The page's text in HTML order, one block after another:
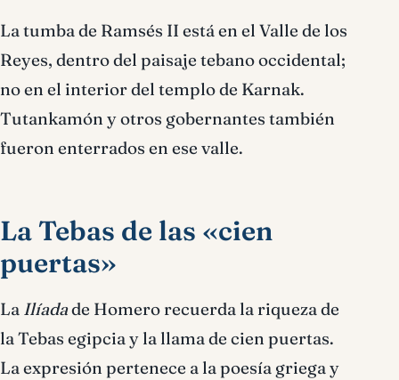
La tumba de Ramsés II está en el Valle de los
Reyes, dentro del paisaje tebano occidental;
no en el interior del templo de Karnak.
Tutankamón y otros gobernantes también
fueron enterrados en ese valle.
La Tebas de las «cien
puertas»
La Ilíadade Homero recuerda la riqueza de
la Tebas egipcia y la llama de cien puertas.
La expresión pertenece a la poesía griega y